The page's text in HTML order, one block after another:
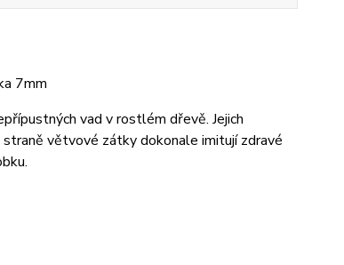
7mm
vad v rostlém dřevě. Jejich
větvové zátky dokonale imitují zdravé